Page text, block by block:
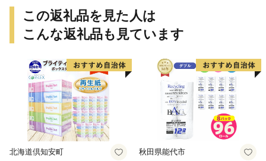
この返礼品を見た人は
こんな返礼品も見ています
北海道倶知安町 秋田県能代市